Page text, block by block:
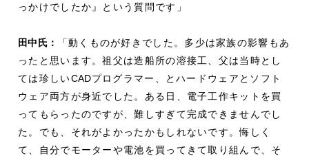
っかけでしたか』という質問です」
田中氏：
「動くものが好きでした。多少は家族の影響もあ
ったと思います。祖父は造船所の溶接工、父は当時とし
ては珍しいCADプログラマー、とハードウェアとソフト
ウェア両方が身近でした。ある日、電子工作キットを買
ってもらったのですが、難しすぎて完成できませんでし
た。でも、それがよかったかもしれないです。悔しく
て、自分でモーターや電池を買ってきて取り組んで、そ